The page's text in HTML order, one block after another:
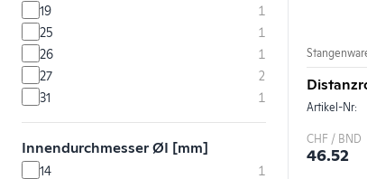
19
1
25
1
26
1
27
2
31
1
Innendurchmesser ØI [mm]
14
1
Artikel-Nr:
CHF / BND
46.52